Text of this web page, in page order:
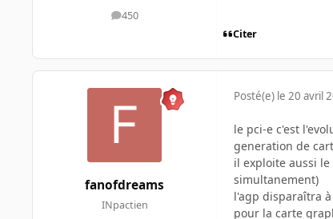
450
messages
Citer
fanofdreams
INpactien
Posté(e) le 20 avril
le pci-e c'est
generation de
il exploite aussi
simultanement)
l'agp disparaîtra
pour la carte